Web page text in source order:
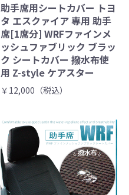
助手席用シートカバー トヨ
タ エスクァイア 専用 助手
席[1席分] WRFファインメ
ッシュファブリック ブラッ
ク シートカバー 撥水布使
用 Z-style ケアスター
￥12,000（税込）